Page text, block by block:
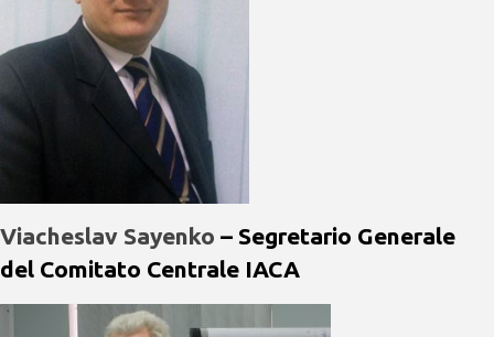
Viacheslav Sayenko – Segretario Generale
del Comitato Centrale IACA